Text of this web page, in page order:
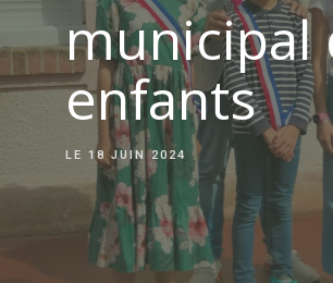
municipal
enfants
LE 18 JUIN 2024